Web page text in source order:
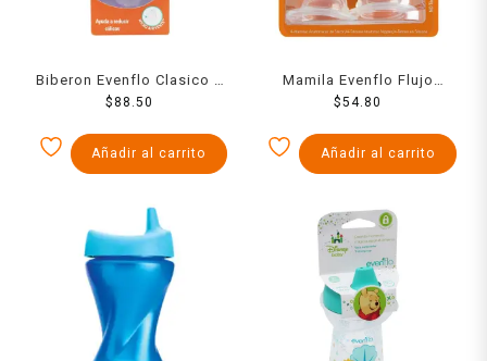
Biberon Evenflo Clasico 5
Oz
$ 88.50
Añadir al carrito
Mamila Evenflo Flujo
Medio
$54.80
Añadir al carrito